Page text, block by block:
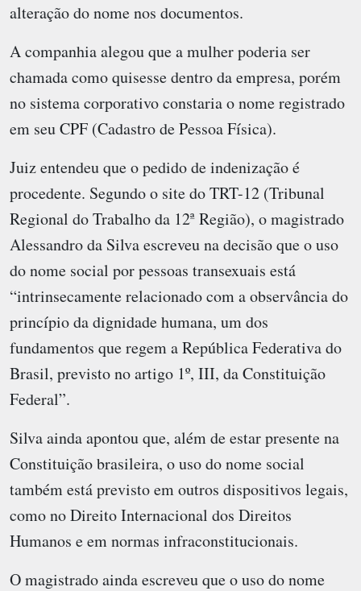
alteração do nome nos documentos.
A companhia alegou que a mulher poderia ser
chamada como quisesse dentro da empresa, porém
no sistema corporativo constaria o nome registrado
em seu CPF (Cadastro de Pessoa Física).
Juiz entendeu que o pedido de indenização é
procedente. Segundo o site do TRT-12 (Tribunal
Regional do Trabalho da 12ª Região), o magistrado
Alessandro da Silva escreveu na decisão que o uso
do nome social por pessoas transexuais está
“intrinsecamente relacionado com a observância do
princípio da dignidade humana, um dos
fundamentos que regem a República Federativa do
Brasil, previsto no artigo 1º, III, da Constituição
Federal”.
Silva ainda apontou que, além de estar presente na
Constituição brasileira, o uso do nome social
também está previsto em outros dispositivos legais,
como no Direito Internacional dos Direitos
Humanos e em normas infraconstitucionais.
O magistrado ainda escreveu que o uso do nome